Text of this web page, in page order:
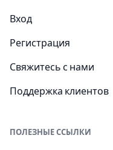
Вход
Регистрация
Свяжитесь с нами
Поддержка клиентов
ПОЛЕЗНЫЕ ССЫЛКИ